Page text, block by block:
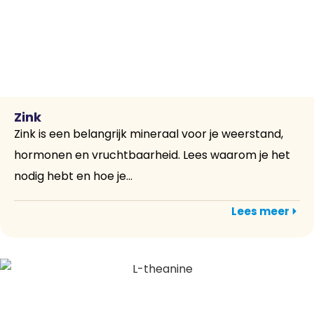
Zink
Zink is een belangrijk mineraal voor je weerstand,
hormonen en vruchtbaarheid. Lees waarom je het
nodig hebt en hoe je...
Lees meer